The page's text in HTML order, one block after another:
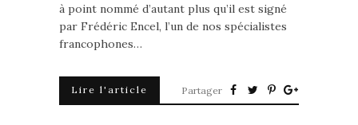
à point nommé d’autant plus qu’il est signé
par Frédéric Encel, l’un de nos spécialistes
francophones…
Lire l'article Partager